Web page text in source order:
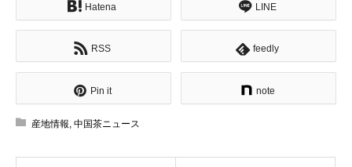
Hatena LINE
RSS feedly
Pin it note
産地情報 中国茶ニュース